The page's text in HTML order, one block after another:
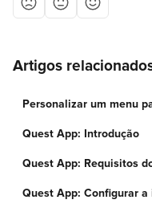
Artigos
Quest App: Introdução
Quest App: Requisitos
Quest App: Configurar